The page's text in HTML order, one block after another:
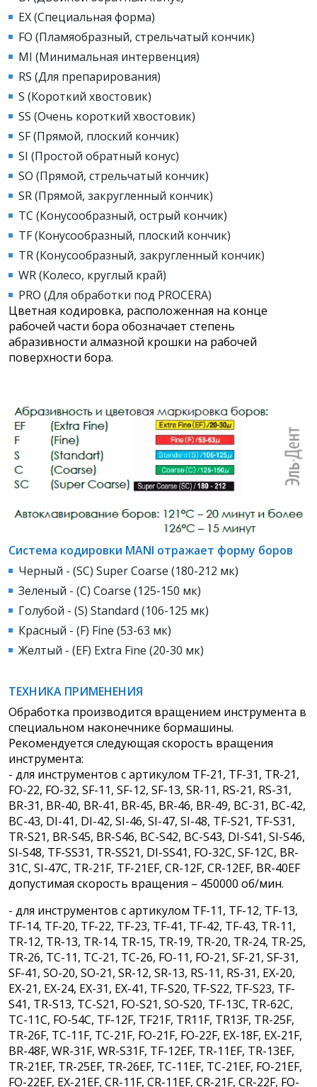
EX (Специальная форма)
FO (Пламяобразный, стрельчатый кончик)
MI (Минимальная интервенция)
RS (Для препарирования)
S (Короткий хвостовик)
SS (Очень короткий хвостовик)
SF (Прямой, плоский кончик)
SI (Простой обратный конус)
SO (Прямой, стрельчатый кончик)
SR (Прямой, закругленный кончик)
TC (Конусообразный, острый кончик)
TF (Конусообразный, плоский кончик)
TR (Конусообразный, закругленный кончик)
WR (Колесо, круглый край)
PRO (Для обработки под PROCERA)
Цветная кодировка, расположенная на конце
рабочей части бора обозначает степень
абразивности алмазной крошки на рабочей
поверхности бора.
Система кодировки MANI отражает форму боров
Черный - (SC) Super Coarse (180-212 мк)
Зеленый - (С) Coarse (125-150 мк)
Голубой - (S) Standard (106-125 мк)
Красный - (F) Fine (53-63 мк)
Желтый - (EF) Extra Fine (20-30 мк)
ТЕХНИКА ПРИМЕНЕНИЯ
Обработка производится вращением инструмента в
специальном наконечнике бормашины.
Рекомендуется следующая скорость вращения
инструмента:
- для инструментов с артикулом TF-21, TF-31, TR-21,
FO-22, FO-32, SF-11, SF-12, SF-13, SR-11, RS-21, RS-31,
BR-31, BR-40, BR-41, BR-45, BR-46, BR-49, BC-31, BC-42,
BC-43, DI-41, DI-42, SI-46, SI-47, SI-48, TF-S21, TF-S31,
TR-S21, BR-S45, BR-S46, BC-S42, BC-S43, DI-S41, SI-S46,
SI-S48, TF-SS31, TR-SS21, DI-SS41, FO-32C, SF-12C, BR-
31C, SI-47C, TR-21F, TF-21EF, CR-12F, CR-12EF, BR-40EF
допустимая скорость вращения – 450000 об/мин.
- для инструментов с артикулом TF-11, TF-12, TF-13,
TF-14, TF-20, TF-22, TF-23, TF-41, TF-42, TF-43, TR-11,
TR-12, TR-13, TR-14, TR-15, TR-19, TR-20, TR-24, TR-25,
TR-26, TC-11, TC-21, TC-26, FO-11, FO-21, SF-21, SF-31,
SF-41, SO-20, SO-21, SR-12, SR-13, RS-11, RS-31, EX-20,
EX-21, EX-24, EX-31, EX-41, TF-S20, TF-S22, TF-S23, TF-
S41, TR-S13, TC-S21, FO-S21, SO-S20, TF-13C, TR-62C,
TC-11C, FO-54C, TF-12F, TF21F, TR11F, TR13F, TR-25F,
TR-26F, TC-11F, TC-21F, FO-21F, FO-22F, EX-18F, EX-21F,
BR-48F, WR-31F, WR-S31F, TF-12EF, TR-11EF, TR-13EF,
TR-21EF, TR-25EF, TR-26EF, TC-11EF, TC-21EF, FO-21EF,
FO-22EF, EX-21EF, CR-11F, CR-11EF, CR-21F, CR-22F, FO-